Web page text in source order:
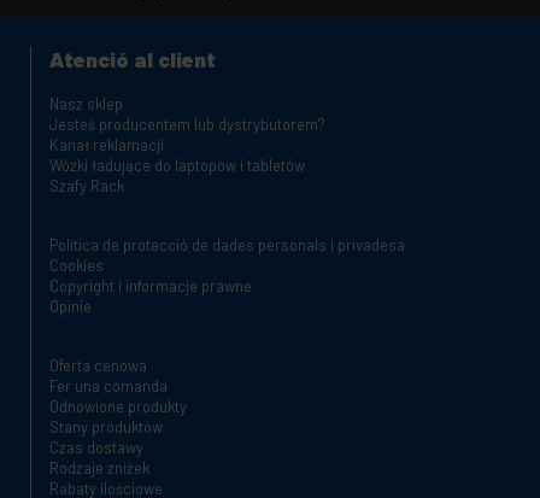
Atenció al client
Nasz sklep
Jesteś producentem lub dystrybutorem?
Kanał reklamacji
Wózki ładujące do laptopów i tabletów
Szafy Rack
Política de protecció de dades personals i privadesa
Cookies
Copyright i informacje prawne
Opinie
Oferta cenowa
Fer una comanda
Odnowione produkty
Stany produktów
Czas dostawy
Rodzaje zniżek
Rabaty ilościowe